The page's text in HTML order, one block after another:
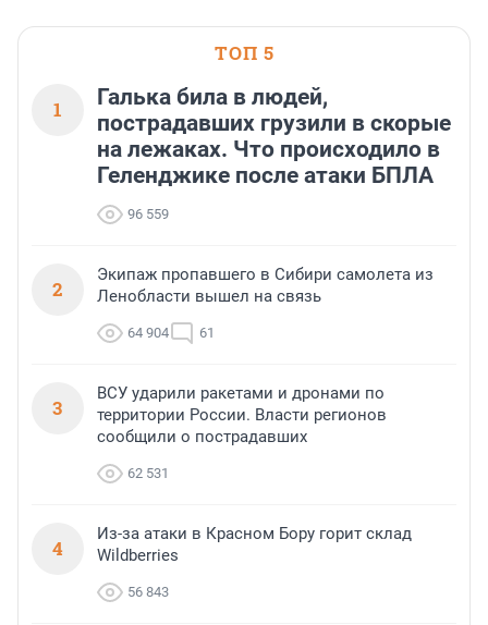
ТОП 5
1
Галька била в людей,
пострадавших грузили в скорые
на лежаках. Что происходило в
Геленджике после атаки БПЛА
96 559
2
Экипаж пропавшего в Сибири самолета из
Ленобласти вышел на связь
64 904 61
3
ВСУ ударили ракетами и дронами по
территории России. Власти регионов
сообщили о пострадавших
62 531
4
Из-за атаки в Красном Бору горит склад
Wildberries
56 843